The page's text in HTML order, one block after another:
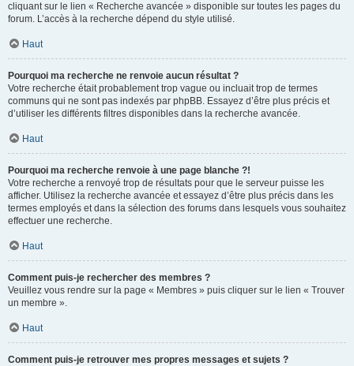
cliquant sur le lien « Recherche avancée » disponible sur toutes les pages du
forum. L’accès à la recherche dépend du style utilisé.
Haut
Pourquoi ma recherche ne renvoie aucun résultat ?
Votre recherche était probablement trop vague ou incluait trop de termes
communs qui ne sont pas indexés par phpBB. Essayez d’être plus précis et
d’utiliser les différents filtres disponibles dans la recherche avancée.
Haut
Pourquoi ma recherche renvoie à une page blanche ?!
Votre recherche a renvoyé trop de résultats pour que le serveur puisse les
afficher. Utilisez la recherche avancée et essayez d’être plus précis dans les
termes employés et dans la sélection des forums dans lesquels vous souhaitez
effectuer une recherche.
Haut
Comment puis-je rechercher des membres ?
Veuillez vous rendre sur la page « Membres » puis cliquer sur le lien « Trouver
un membre ».
Haut
Comment puis-je retrouver mes propres messages et sujets ?